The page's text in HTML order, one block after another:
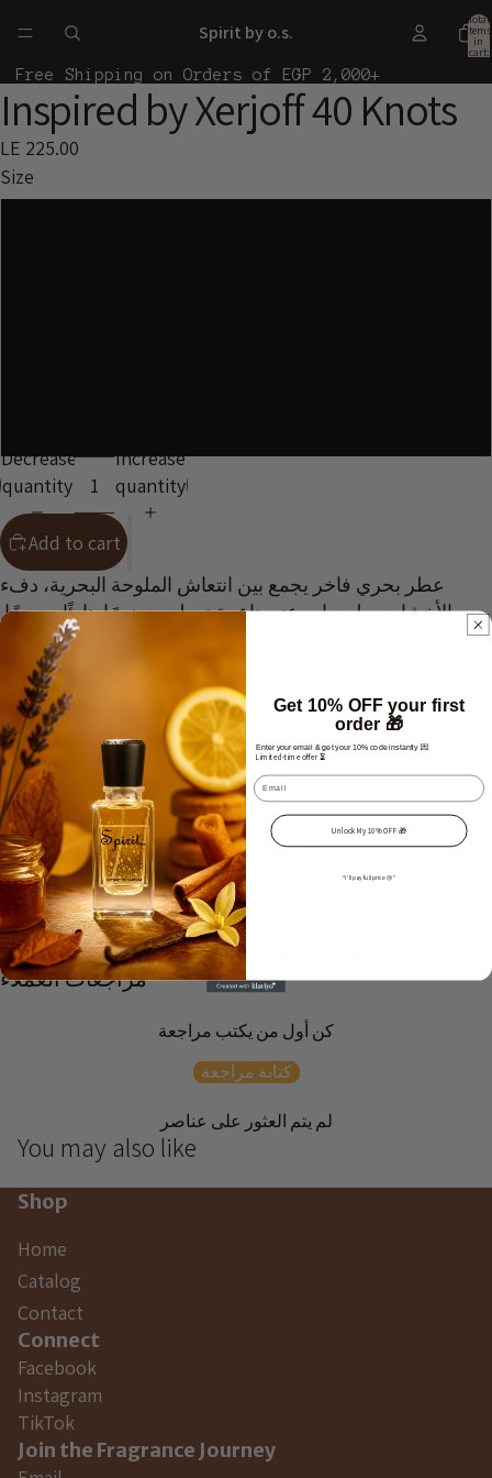
Spirit by o.s.
Total
items
in
cart:
Free Shipping on Orders of EGP 2,000+
Open
image
in
full
screen
Inspired by Xerjoff 40 Knots
LE 225.00
Size
Decrease
quantity
Increase
quantity
Add to cart
عطر بحري فاخر يجمع بين انتعاش الملوحة البحرية، دفء
الأخشاب، ولمسات عنبر ناعمة تعطي حضورًا هادئًا ومميزًا.
مستوحى من أجواء اليخوت المفتوحة وهواء البحر وقت
الغروب، ليقدم طابع نظيف، راقٍ، ومختلف عن العطور الفريش
التقليدية.
نفحات بحرية مالحة أنيقة
أخشاب دافئة وعنبر ناعم
ثبات ممتاز وفوحان راقٍ بدون مبالغة
مناسب للاستخدام اليومي والمناسبات
عطر لمن يبحث عن الفخامة الهادئة… لا الضجيج.
مراجعات العملاء
كن أول من يكتب مراجعة
كتابة مراجعة
لم يتم العثور على عناصر
You may also like
Shop
Home
Catalog
Contact
Connect
Facebook
Instagram
TikTok
Join the Fragrance Journey
Get 10% OFF your first
order 🎁
Enter your email & get your 10% code instantly 💌
Limited-time offer ⏳
Email
Unlock My 10% OFF 🎁
“I’ll pay full price 😢”